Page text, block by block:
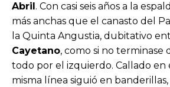
Abril. Con casi seis años a la
más anchas que el canasto del
la Quinta Angustia, dubitativo
Cayetano, como si no terminase
todo por el izquierdo. Callado en
misma línea siguió en